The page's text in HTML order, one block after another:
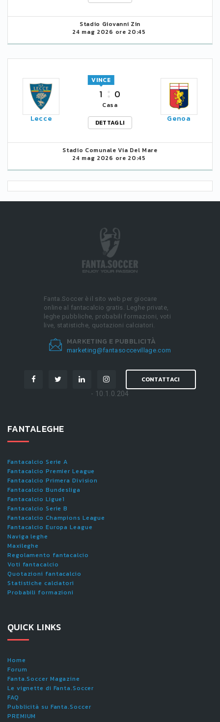
Stadio Giovanni Zin
24 mag 2026 ore 20:45
Lecce
1
VINCE
0
Casa
DETTAGLI
Genoa
Stadio Comunale Via Del Mare
24 mag 2026 ore 20:45
Fanta.Soccer è il sito web per giocare
online al fantacalcio gratis. Leghe private,
leghe pubbliche, probabili formazioni, voti
live, statistiche, quotazioni calciatori.
MARKETING E PUBBLICITÀ
marketing@fantasoccevillage.com
CONTATTACI
- 10.1.0.204
FANTALEGHE
Fantacalcio Serie A
Fantacalcio Premier League
Fantacalcio Primera Division
Fantacalcio Bundesliga
Fantacalcio Ligue1
Fantacalcio Serie B
Fantacalcio Champions League
Fantacalcio Europa League
Naviga leghe
Maxileghe
Regolamento fantacalcio
Voti fantacalcio
Quotazioni fantacalcio
Statistiche calciatori
Probabili formazioni
QUICK LINKS
Home
Forum
Fanta.Soccer Magazine
Le vignette di Fanta.Soccer
FAQ
Pubblicità su Fanta.Soccer
PREMIUM